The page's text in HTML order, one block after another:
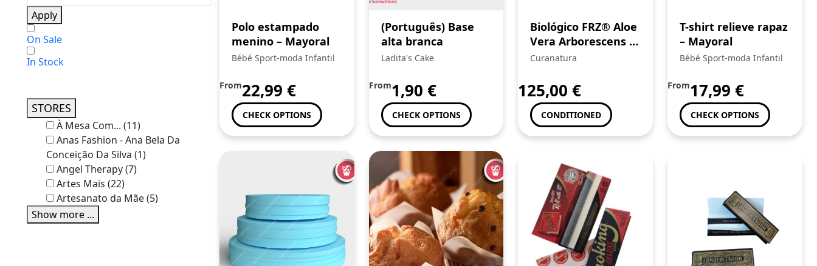
Apply
On Sale
In Stock
STORES
À Mesa Com... (11)
Anas Fashion - Ana Bela Da
Conceição Da Silva (1)
Angel Therapy(7)
Artes Mais (22)
Artesanato da Mãe(5)
Show more ...
Polo estampado
menino – Mayoral
Bébé Sport-moda Infantil
From22,99 €
CHECK OPTIONS
(Português) Base
alta branca
Ladita's Cake
From1,90 €
CHECK OPTIONS
Biológico FRZ® Aloe
Vera Arborescens 4
x 500g – 4 garrafas
Curanatura
125,00€
CONDITIONED
T-shirt relieve rapaz
– Mayoral
Bébé Sport-moda Infantil
From17,99€
CHECK OPTIONS